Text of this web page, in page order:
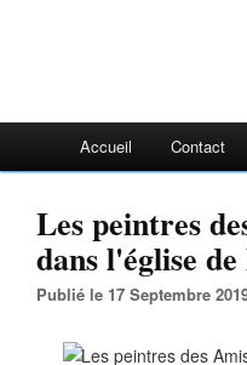
Accueil Contact
Les peintres
dans l'église
Publié le 17 Septembre